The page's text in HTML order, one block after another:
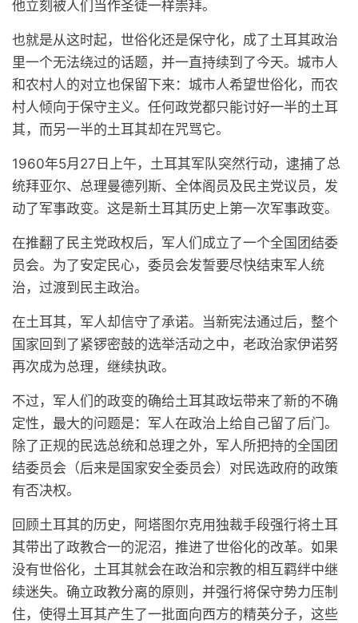
他立刻被人们当作圣徒一样崇拜。
也就是从这时起，世俗化还是保守化，成了土耳其政治
里一个无法绕过的话题，并一直持续到了今天。城市人
和农村人的对立也保留下来：城市人希望世俗化，而农
村人倾向于保守主义。任何政党都只能讨好一半的土耳
其，而另一半的土耳其却在咒骂它。
1960年5月27日上午，土耳其军队突然行动，逮捕了总
统拜亚尔、总理曼德列斯、全体阁员及民主党议员，发
动了军事政变。这是新土耳其历史上第一次军事政变。
在推翻了民主党政权后，军人们成立了一个全国团结委
员会。为了安定民心，委员会发誓要尽快结束军人统
治，过渡到民主政治。
在土耳其，军人却信守了承诺。当新宪法通过后，整个
国家回到了紧锣密鼓的选举活动之中，老政治家伊诺努
再次成为总理，继续执政。
不过，军人们的政变的确给土耳其政坛带来了新的不确
定性，最大的问题是：军人在政治上给自己留了后门。
除了正规的民选总统和总理之外，军人所把持的全国团
结委员会（后来是国家安全委员会）对民选政府的政策
有否决权。
回顾土耳其的历史，阿塔图尔克用独裁手段强行将土耳
其带出了政教合一的泥沼，推进了世俗化的改革。如果
没有世俗化，土耳其就会在政治和宗教的相互羁绊中继
续迷失。确立政教分离的原则，并强行将保守势力压制
住，使得土耳其产生了一批面向西方的精英分子，这些